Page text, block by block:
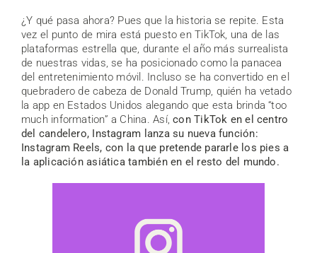
¿Y qué pasa ahora? Pues que la historia se repite. Esta
vez el punto de mira está puesto en TikTok, una de las
plataformas estrella que, durante el año más surrealista
de nuestras vidas, se ha posicionado como la panacea
del entretenimiento móvil. Incluso se ha convertido en el
quebradero de cabeza de Donald Trump, quién ha vetado
la app en Estados Unidos alegando que esta brinda “too
much information” a China. Así,con TikTok en el centro
del candelero, Instagram lanza su nueva función:
Instagram Reels, con la que pretende pararle los pies a
la aplicación asiática también en el resto del mundo.